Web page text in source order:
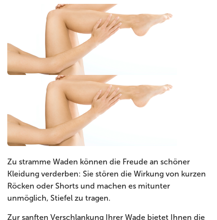
Zu stramme Waden können die Freude an schöner
Kleidung verderben: Sie stören die Wirkung von kurzen
Röcken oder Shorts und machen es mitunter
unmöglich, Stiefel zu tragen.
Zur sanften Verschlankung Ihrer Wade bietet Ihnen die